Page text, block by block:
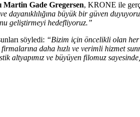
Gade Gregersen, KRONE ile
büyük bir güven
geliştirmeyi hedefliyoruz.”
söyledi: “Bizim için öncelikli olan
daha hızlı ve verimli hizmet
altyapımız ve büyüyen filomuz